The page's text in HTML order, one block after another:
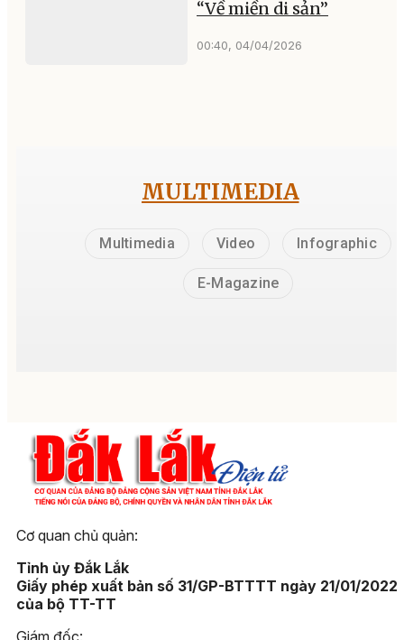
“Về miền di sản”
00:40, 04/04/2026
MULTIMEDIA
Multimedia Video Infographic
E-Magazine
Cơ quan chủ quản:
Tỉnh ủy Đắk Lắk
Giấy phép xuất bản số 31/GP-BTTTT ngày 21/01/2022
của bộ TT-TT
Giám đốc: